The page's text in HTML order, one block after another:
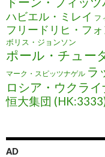
ハビエル・ミレイ フ
フリードリヒ・フ
ボリス・ジョンソン
ポール・チュー
マーク・スピッツナゲル ラ
ロシア・ウクラ
恒大集団
AD